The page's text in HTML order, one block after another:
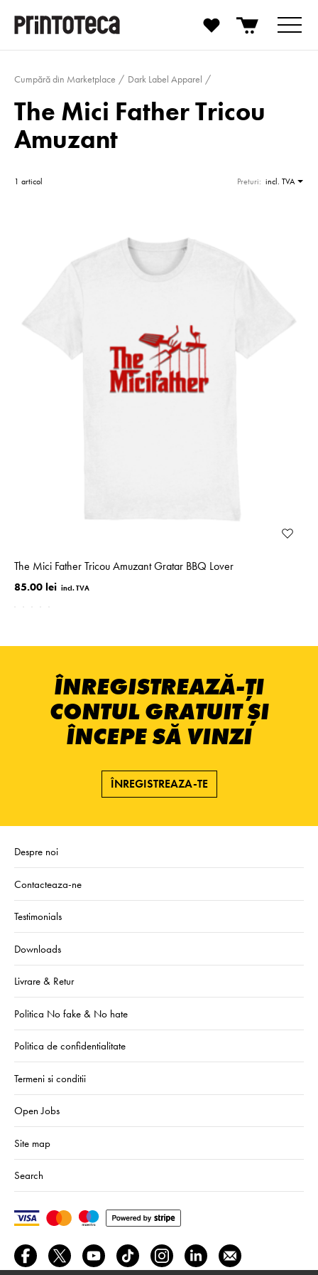
Cumpără din Marketplace Dark Label Apparel
The Mici Father Tricou
Amuzant
1 articol Preturi: incl. TVA
The Mici Father Tricou Amuzant Gratar BBQ Lover
85.00 lei
ÎNREGISTREAZĂ-ȚI
CONTUL GRATUIT ȘI
ÎNCEPE SĂ VINZI
ÎNREGISTREAZA-TE
Despre noi
Contacteaza-ne
Testimonials
Downloads
Livrare & Retur
Politica No fake & No hate
Politica de confidentialitate
Termeni si conditii
Open Jobs
Site map
Search